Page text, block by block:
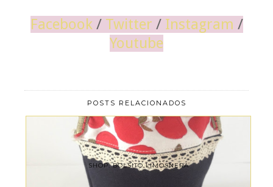
Facebook/ Twitter / Instagram /
Youtube
POSTS RELACIONADOS
SHOP. BOLSITO LIMOSNERA